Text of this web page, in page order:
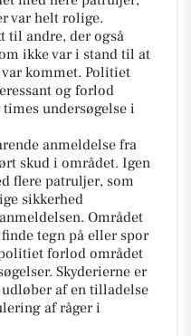
var helt rolige.
til andre, der også
ikke var i stand til at
kommet. Politiet
og forlod
undersøgelse i
anmeldelse fra
skud i området. Igen
flere patruljer, som
sikkerhed
Området
tegn på eller spor
forlod området
Skyderierne er
af en tilladelse
af råger i